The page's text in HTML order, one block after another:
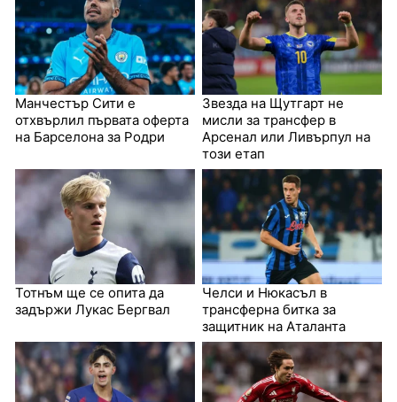
Манчестър Сити е
отхвърлил първата оферта
на Барселона за Родри
Звезда на Щутгарт не
мисли за трансфер в
Арсенал или Ливърпул на
този етап
Тотнъм ще се опита да
задържи Лукас Бергвал
Челси и Нюкасъл в
трансферна битка за
защитник на Аталанта